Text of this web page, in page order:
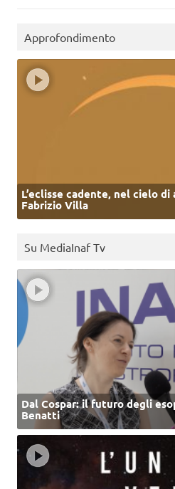
Approfondimento
L’eclisse cadente, nel cielo
Fabrizio Villa
Su MediaInaf Tv
Dal Cospar: il futuro degli
Benatti